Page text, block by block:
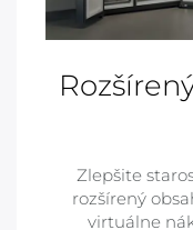
Zlepšite
rozšírený
virtuálne